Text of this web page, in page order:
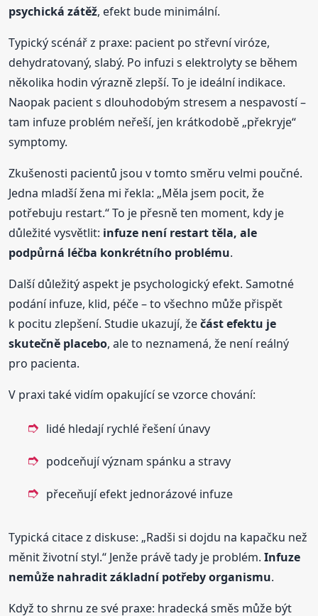
psychická zátěž, efekt bude minimální.
Typický scénář z praxe: pacient po střevní viróze,
dehydratovaný, slabý. Po infuzi s elektrolyty se během
několika hodin výrazně zlepší. To je ideální indikace.
Naopak pacient s dlouhodobým stresem a nespavostí –
tam infuze problém neřeší, jen krátkodobě „překryje“
symptomy.
Zkušenosti pacientů jsou v tomto směru velmi poučné.
Jedna mladší žena mi řekla: „Měla jsem pocit, že
potřebuju restart.“ To je přesně ten moment, kdy je
důležité vysvětlit: infuze není restart těla, ale
podpůrná léčba konkrétního problému.
Další důležitý aspekt je psychologický efekt. Samotné
podání infuze, klid, péče – to všechno může přispět
k pocitu zlepšení. Studie ukazují, žečást efektu je
skutečně placebo, ale to neznamená, že není reálný
pro pacienta.
V praxi také vidím opakující se vzorce chování:
lidé hledají rychlé řešení únavy
podceňují význam spánku a stravy
přeceňují efekt jednorázové infuze
Typická citace z diskuse: „Radši si dojdu na kapačku než
měnit životní styl.“ Jenže právě tady je problém.Infuze
nemůže nahradit základní potřeby organismu.
Když to shrnu ze své praxe: hradecká směs může být